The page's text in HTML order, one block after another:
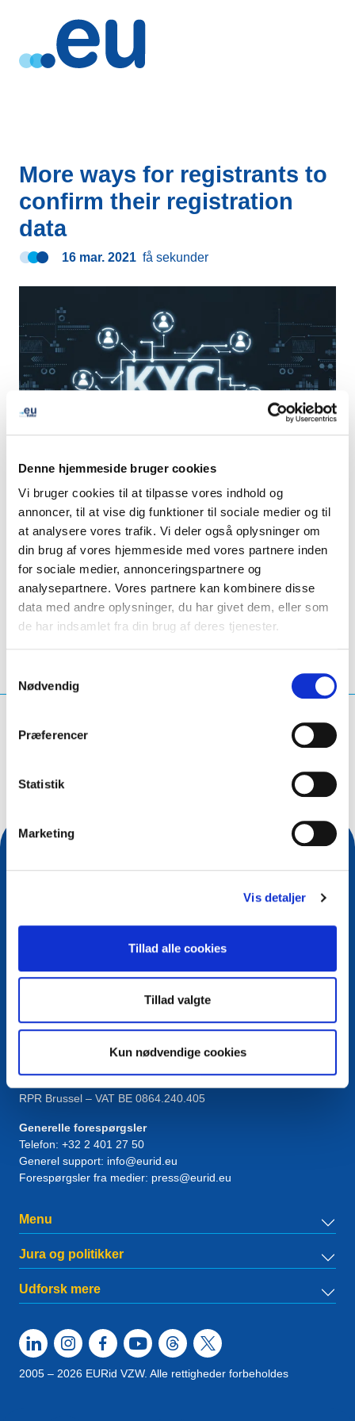
Denne hjemmeside bruger cookies
Vi bruger cookies til at tilpasse vores indhold og
annoncer, til at vise dig funktioner til sociale medier og til
at analysere vores trafik. Vi deler også oplysninger om
din brug af vores hjemmeside med vores partnere inden
for sociale medier, annonceringspartnere og
analysepartnere. Vores partnere kan kombinere disse
data med andre oplysninger, du har givet dem, eller som
de har indsamlet fra din brug af deres tjenester.
Nødvendig
Præferencer
Statistik
Marketing
Vis detaljer
Tillad alle cookies
Tillad valgte
Kun nødvendige cookies
More ways for registrants to
confirm their registration
data
16 mar. 2021 få sekunder
del via LinkedInTwitterFacebook
Kontakt
European Registry for Internet Domains vzw (EURid)
RPR Brussel – VAT BE 0864.240.405
Generelle forespørgsler
Telefon: +32 2 401 27 50
Generel support: info@eurid.eu
Forespørgsler fra medier: press@eurid.eu
Menu
Jura og politikker
Udforsk mere
2005 – 2026 EURid VZW. Alle rettigheder forbeholdes